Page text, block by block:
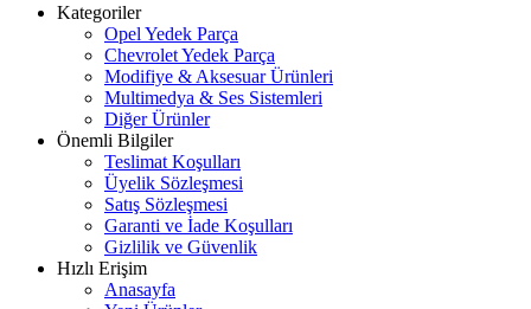
Kategoriler
Opel Yedek Parça
Chevrolet Yedek Parça
Modifiye & Aksesuar Ürünleri
Multimedya & Ses Sistemleri
Diğer Ürünler
Önemli Bilgiler
Teslimat Koşulları
Üyelik Sözleşmesi
Satış Sözleşmesi
Garanti ve İade Koşulları
Gizlilik ve Güvenlik
Hızlı Erişim
Anasayfa